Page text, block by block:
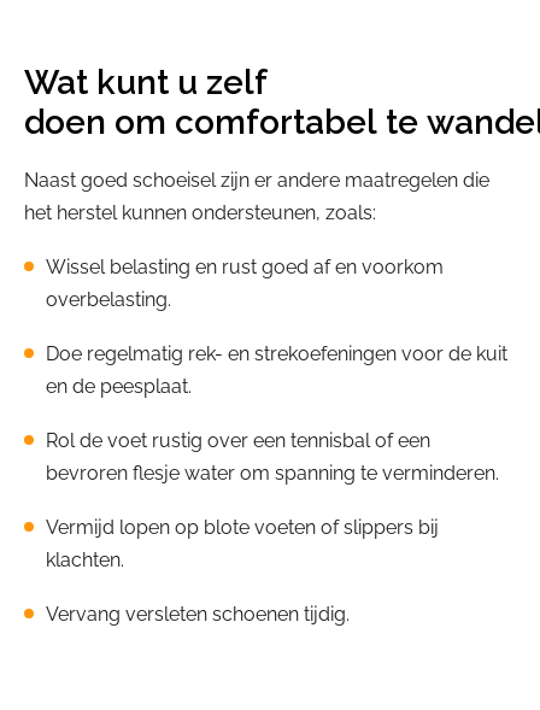
Wat kunt u zelf
doen om comfortabel te
Naast goed schoeisel zijn er andere maatregelen die
het herstel kunnen ondersteunen, zoals:
Wissel belasting en rust goed af en voorkom
overbelasting.
Doe regelmatig rek- en strekoefeningen voor de kuit
en de peesplaat.
Rol de voet rustig over een tennisbal of een
bevroren flesje water om spanning te verminderen.
Vermijd lopen op blote voeten of slippers bij
klachten.
Vervang versleten schoenen tijdig.